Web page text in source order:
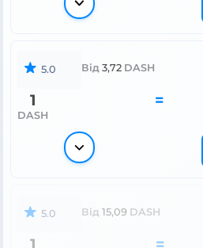
5.0 Від 3,72 DASH
1
DASH
=
5.0 Від 15,09 DASH